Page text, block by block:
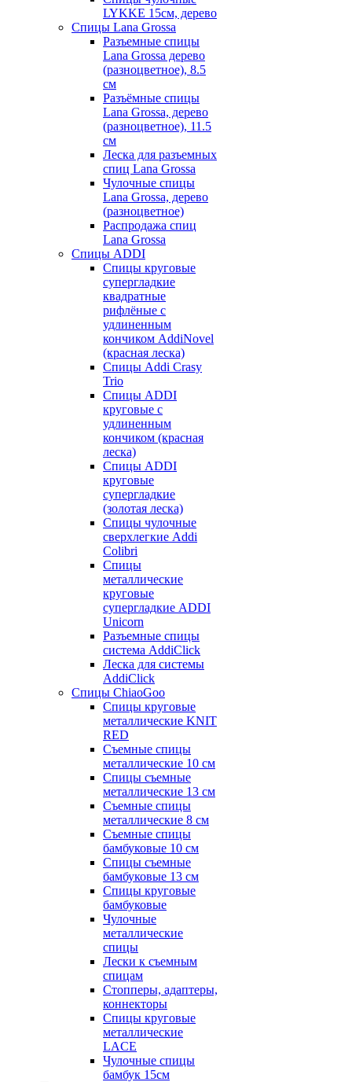
LYKKE 15см, дерево
Спицы Lana Grossa
Разъемные спицы
Lana Grossa дерево
(разноцветное), 8.5
см
Разъёмные спицы
Lana Grossa, дерево
(разноцветное), 11.5
см
Леска для разъемных
спиц Lana Grossa
Чулочные спицы
Lana Grossa, дерево
(разноцветное)
Распродажа спиц
Lana Grossa
Спицы ADDI
Спицы круговые
супергладкие
квадратные
рифлёные с
удлиненным
кончиком AddiNovel
(красная леска)
Спицы Addi Crasy
Trio
Спицы ADDI
круговые с
удлиненным
кончиком (красная
леска)
Спицы ADDI
круговые
супергладкие
(золотая леска)
Спицы чулочные
сверхлегкие Addi
Colibri
Спицы
металлические
круговые
супергладкие ADDI
Unicorn
Разъемные спицы
система AddiClick
Леска для системы
AddiClick
Спицы ChiaoGoo
Спицы круговые
металлические KNIT
RED
Съемные спицы
металлические 10 см
Спицы съемные
металлические 13 см
Съемные спицы
металлические 8 см
Съемные спицы
бамбуковые 10 см
Спицы съемные
бамбуковые 13 см
Спицы круговые
бамбуковые
Чулочные
металлические
спицы
Лески к съемным
спицам
Стопперы, адаптеры,
коннекторы
Спицы круговые
металлические
LACE
Чулочные спицы
бамбук 15см